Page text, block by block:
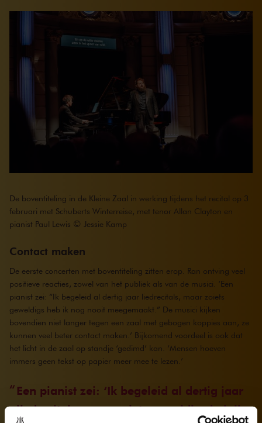
De boventiteling in de Kleine Zaal in werking tijdens het recital op 3
februari met Schuberts Winterreise, met tenor Allan Clayton en
pianist Paul Lewis © Jessie Kamp
Contact maken
De eerste concerten met boventiteling zitten erop. Ran ontving veel
positieve reacties, zowel van het publiek als van de musici. ‘Een
pianist zei: “Ik begeleid al dertig jaar liedrecitals, maar zoiets
geweldigs heb ik nog nooit meegemaakt.” De musici kijken
bovendien niet langer tegen een zaal met gebogen koppies aan, ze
kunnen veel beter contact maken.’ Bijkomend voordeel is ook dat
het licht in de zaal op standje ‘gedimd’ kan. ‘Mensen hoeven
immers geen tekst op papier meer mee te lezen.’
Een pianist zei: ‘Ik begeleid al dertig jaar
liedrecitals, maar zoiets geweldigs heb ik